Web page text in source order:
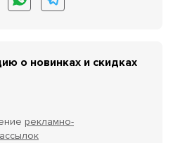
о новинках и скидках
рекламно-